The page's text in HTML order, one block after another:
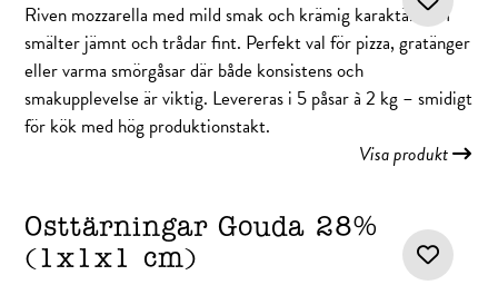
Riven mozzarella med mild smak och krämig karaktär som
smälter jämnt och trådar fint. Perfekt val för pizza, gratänger
eller varma smörgåsar där både konsistens och
smakupplevelse är viktig. Levereras i 5 påsar à 2 kg – smidigt
för kök med hög produktionstakt.
Visa produkt
Osttärningar Gouda 28%
(1x1x1 cm)